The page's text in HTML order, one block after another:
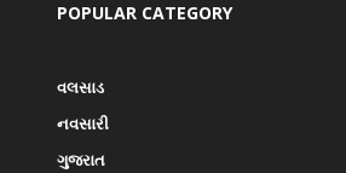
POPULAR CATEGORY
વલસાડ
નવસારી
ગુજરાત